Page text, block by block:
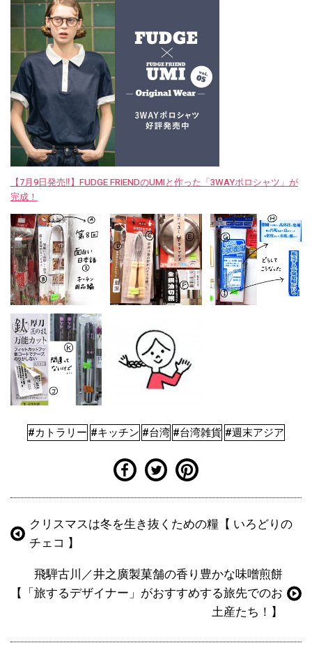
【7月9日発売‼︎】FUDGE FRIENDのUMIと作った「3WAYポロシャツ」が
完成！
#カトラリー #キッチン #台湾 #台湾雑貨 #週末アジア
クリスマスは冬を生き抜くための糧【 いろどりの
チェコ 】
飛騨古川／井之廣製菓舗の香り豊かな味噌煎餅
【「旅するデザイナー」がおすすめする旅先でのお
土産たち！】